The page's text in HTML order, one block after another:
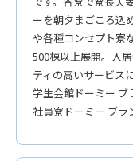
ーを朝夕まごころ込
や各種コンセプト寮
500棟以上展開。入
ティの高いサービス
学生会館ドーミー ブ
社員寮ドーミー ブラ